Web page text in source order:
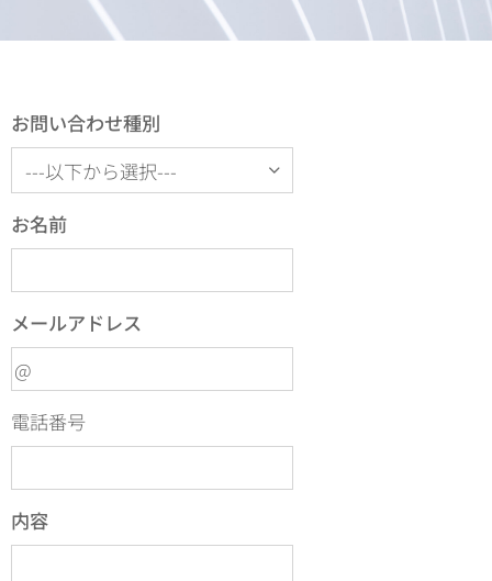
お問い合わせ種別
お名前
メールアドレス
電話番号
内容